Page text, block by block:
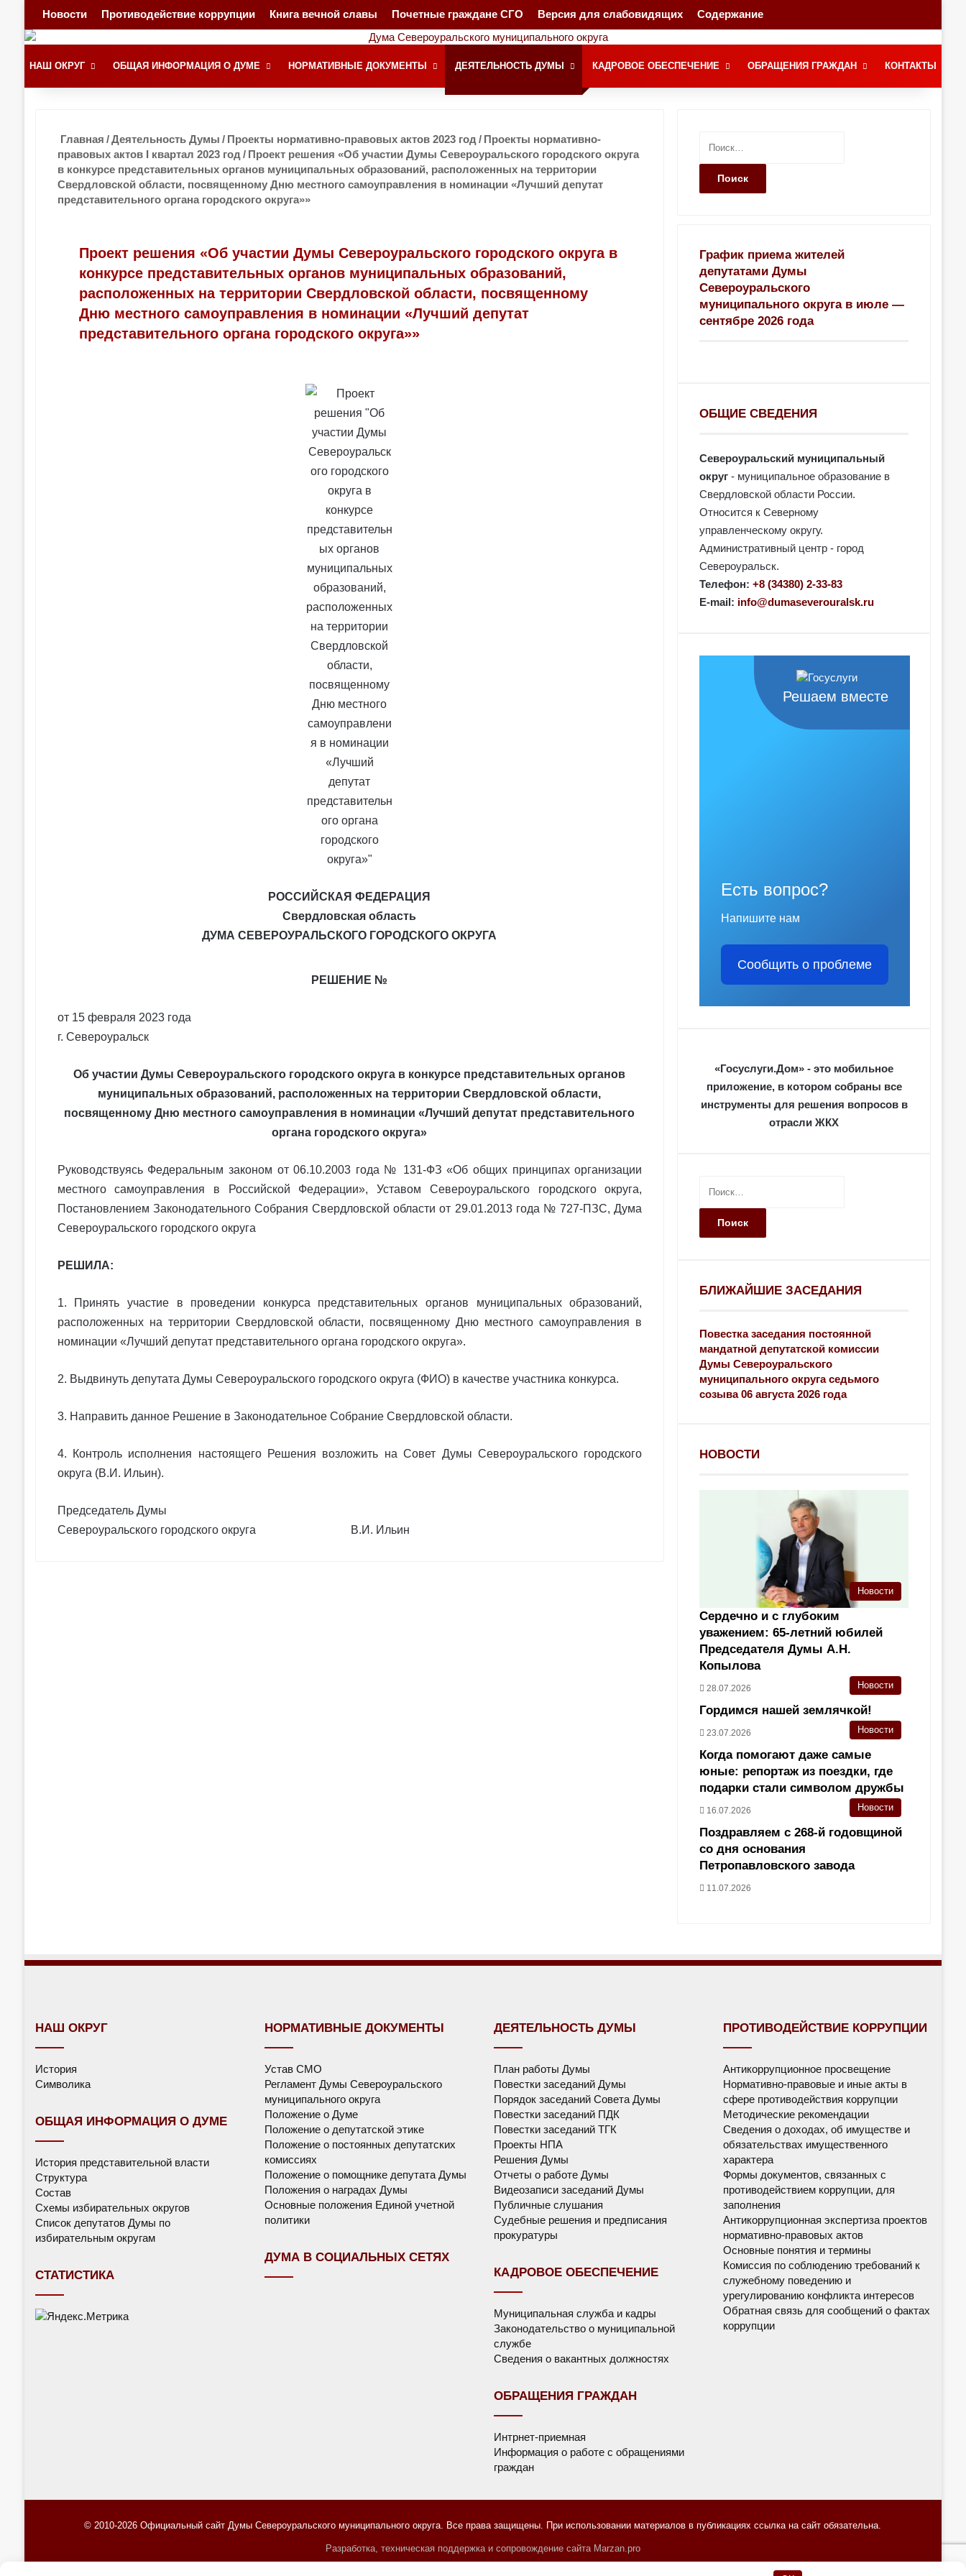
Новости Противодействие коррупции Книга вечной славы Почетные граждане СГО Версия для слабовидящих Содержание
НАШ ОКРУГ ОБЩАЯ ИНФОРМАЦИЯ О ДУМЕ НОРМАТИВНЫЕ ДОКУМЕНТЫ ДЕЯТЕЛЬНОСТЬ ДУМЫ КАДРОВОЕ ОБЕСПЕЧЕНИЕ ОБРАЩЕНИЯ ГРАЖДАН КОНТАКТЫ
Главная / Деятельность Думы / Проекты нормативно-правовых актов 2023 год / Проекты нормативно-
правовых актов I квартал 2023 год / Проект решения «Об участии Думы Североуральского городского округа
в конкурсе представительных органов муниципальных образований, расположенных на территории
Свердловской области, посвященному Дню местного самоуправления в номинации «Лучший депутат
представительного органа городского округа»»
Проект решения «Об участии Думы Североуральского городского округа в
конкурсе представительных органов муниципальных образований,
расположенных на территории Свердловской области, посвященному
Дню местного самоуправления в номинации «Лучший депутат
представительного органа городского округа»»
РОССИЙСКАЯ ФЕДЕРАЦИЯ
Свердловская область
ДУМА СЕВЕРОУРАЛЬСКОГО ГОРОДСКОГО ОКРУГА
РЕШЕНИЕ №
от 15 февраля 2023 года
г. Североуральск
Об участии Думы Североуральского городского округа в конкурсе представительных органов
муниципальных образований, расположенных на территории Свердловской области,
посвященному Дню местного самоуправления в номинации «Лучший депутат представительного
органа городского округа»
Руководствуясь Федеральным законом от 06.10.2003 года № 131-ФЗ «Об общих принципах организации
местного самоуправления в Российской Федерации», Уставом Североуральского городского округа,
Постановлением Законодательного Собрания Свердловской области от 29.01.2013 года № 727-ПЗС, Дума
Североуральского городского округа
РЕШИЛА:
1. Принять участие в проведении конкурса представительных органов муниципальных образований,
расположенных на территории Свердловской области, посвященному Дню местного самоуправления в
номинации «Лучший депутат представительного органа городского округа».
2. Выдвинуть депутата Думы Североуральского городского округа (ФИО) в качестве участника конкурса.
3. Направить данное Решение в Законодательное Собрание Свердловской области.
4. Контроль исполнения настоящего Решения возложить на Совет Думы Североуральского городского
округа (В.И. Ильин).
Председатель Думы
Североуральского городского округа В.И. Ильин
й
График приема жителей
депутатами Думы
Североуральского
муниципального округа в июле —
сентябре 2026 года
ОБЩИЕ СВЕДЕНИЯ
Североуральский муниципальный
округ - муниципальное образование в
Свердловской области России.
Относится к Северному
управленческому округу.
Административный центр - город
Североуральск.
Телефон:+8 (34380) 2-33-83
E-mail: info@dumaseverouralsk.ru
Решаем вместе
Есть вопрос?
Напишите нам
Сообщить о проблеме
«Госуслуги.Дом» - это мобильное
приложение, в котором собраны все
инструменты для решения вопросов в
отрасли ЖКХ
й
БЛИЖАЙШИЕ ЗАСЕДАНИЯ
Повестка заседания постоянной
мандатной депутатской комиссии
Думы Североуральского
муниципального округа седьмого
созыва 06 августа 2026 года
НОВОСТИ
Новости
Сердечно и с глубоким
уважением: 65-летний юбилей
Председателя Думы А.Н.
Копылова
28.07.2026 Новости
Гордимся нашей землячкой!
23.07.2026 Новости
Когда помогают даже самые
юные: репортаж из поездки, где
подарки стали символом дружбы
16.07.2026 Новости
Поздравляем с 268-й годовщиной
со дня основания
Петропавловского завода
11.07.2026
НАШ ОКРУГ
История
Символика
ОБЩАЯ ИНФОРМАЦИЯ О ДУМЕ
История представительной власти
Структура
Состав
Схемы избирательных округов
Список депутатов Думы по
избирательным округам
СТАТИСТИКА
НОРМАТИВНЫЕ ДОКУМЕНТЫ
Устав СМО
Регламент Думы Североуральского
муниципального округа
Положение о Думе
Положение о депутатской этике
Положение о постоянных депутатских
комиссиях
Положение о помощнике депутата Думы
Положения о наградах Думы
Основные положения Единой учетной
политики
ДУМА В СОЦИАЛЬНЫХ СЕТЯХ
ДЕЯТЕЛЬНОСТЬ ДУМЫ
План работы Думы
Повестки заседаний Думы
Порядок заседаний Совета Думы
Повестки заседаний ПДК
Повестки заседаний ТГК
Проекты НПА
Решения Думы
Отчеты о работе Думы
Видеозаписи заседаний Думы
Публичные слушания
Судебные решения и предписания
прокуратуры
КАДРОВОЕ ОБЕСПЕЧЕНИЕ
Муниципальная служба и кадры
Законодательство о муниципальной
службе
Сведения о вакантных должностях
ОБРАЩЕНИЯ ГРАЖДАН
Интрнет-приемная
Информация о работе с обращениями
граждан
ПРОТИВОДЕЙСТВИЕ КОРРУПЦИИ
Антикоррупционное просвещение
Нормативно-правовые и иные акты в
сфере противодействия коррупции
Методические рекомендации
Сведения о доходах, об имуществе и
обязательствах имущественного
характера
Формы документов, связанных с
противодействием коррупции, для
заполнения
Антикоррупционная экспертиза проектов
нормативно-правовых актов
Основные понятия и термины
Комиссия по соблюдению требований к
служебному поведению и
урегулированию конфликта интересов
Обратная связь для сообщений о фактах
коррупции
© 2010-2026 Официальный сайт Думы Североуральского муниципального округа. Все права защищены. При использовании материалов в публикациях ссылка на сайт обязательна.
Разработка, техническая поддержка и сопровождение сайта Marzan.pro